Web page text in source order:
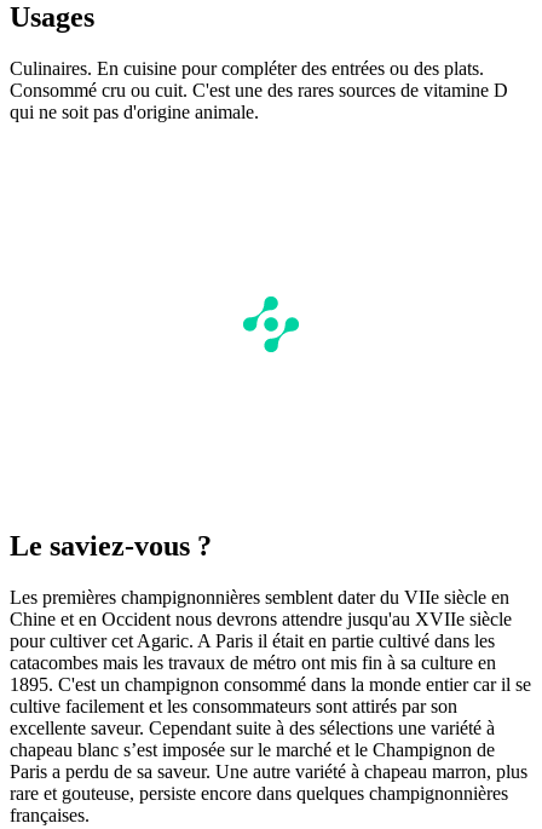
Usages
Culinaires. En cuisine pour compléter des entrées ou des plats.
Consommé cru ou cuit. C'est une des rares sources de vitamine D
qui ne soit pas d'origine animale.
Le saviez-vous ?
Les premières champignonnières semblent dater du VIIe siècle en
Chine et en Occident nous devrons attendre jusqu'au XVIIe siècle
pour cultiver cet Agaric. A Paris il était en partie cultivé dans les
catacombes mais les travaux de métro ont mis fin à sa culture en
1895. C'est un champignon consommé dans la monde entier car il se
cultive facilement et les consommateurs sont attirés par son
excellente saveur. Cependant suite à des sélections une variété à
chapeau blanc s’est imposée sur le marché et le Champignon de
Paris a perdu de sa saveur. Une autre variété à chapeau marron, plus
rare et gouteuse, persiste encore dans quelques champignonnières
françaises.